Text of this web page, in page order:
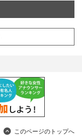
このページのトップへ